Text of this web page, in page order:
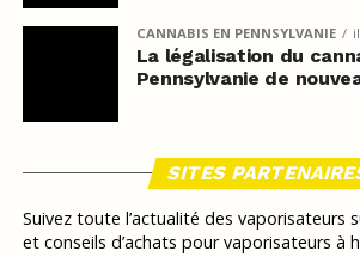
CANNABIS EN PENNSYLVANIE
La légalisation du
Pennsylvanie de
SITES
Suivez toute l’actualité des vaporisateurs
et conseils d’achats pour vaporisateurs à